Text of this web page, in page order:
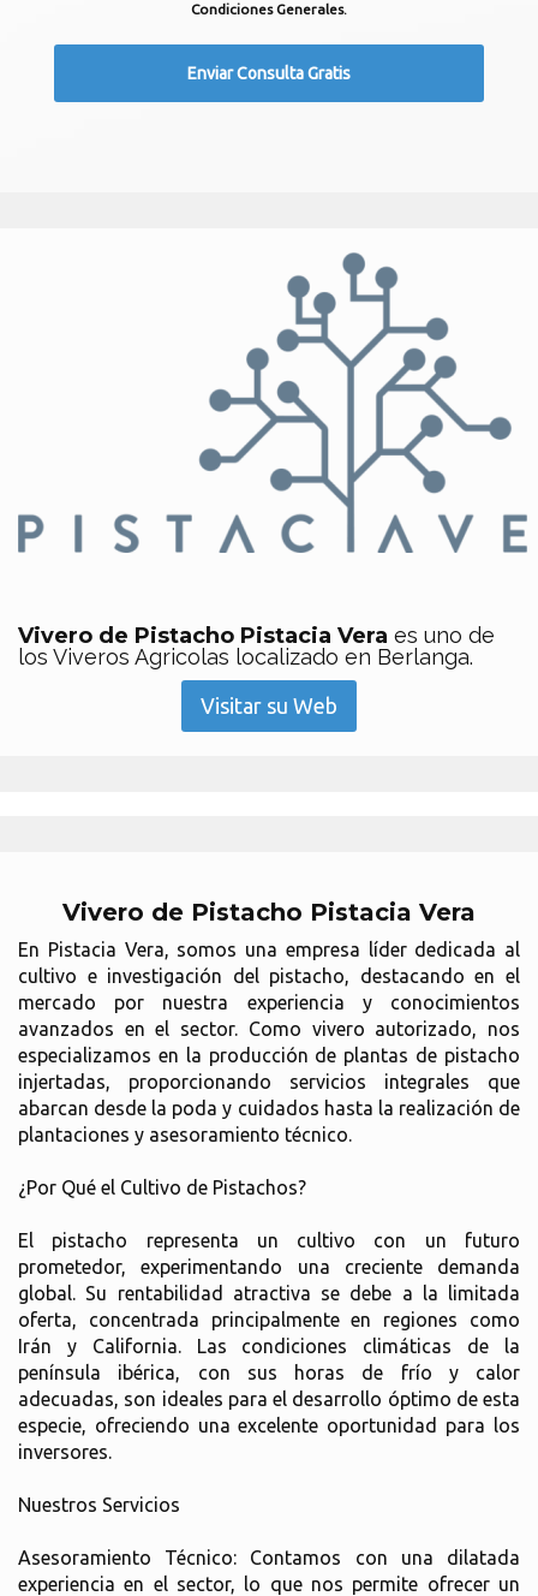
Condiciones Generales.
Vivero de Pistacho Pistacia Vera es uno de
los Viveros Agricolas localizado en Berlanga.
Visitar su Web
Vivero de Pistacho Pistacia Vera
En Pistacia Vera, somos una empresa líder dedicada al
cultivo e investigación del pistacho, destacando en el
mercado por nuestra experiencia y conocimientos
avanzados en el sector. Como vivero autorizado, nos
especializamos en la producción de plantas de pistacho
injertadas, proporcionando servicios integrales que
abarcan desde la poda y cuidados hasta la realización de
plantaciones y asesoramiento técnico.
¿Por Qué el Cultivo de Pistachos?
El pistacho representa un cultivo con un futuro
prometedor, experimentando una creciente demanda
global. Su rentabilidad atractiva se debe a la limitada
oferta, concentrada principalmente en regiones como
Irán y California. Las condiciones climáticas de la
península ibérica, con sus horas de frío y calor
adecuadas, son ideales para el desarrollo óptimo de esta
especie, ofreciendo una excelente oportunidad para los
inversores.
Nuestros Servicios
Asesoramiento Técnico: Contamos con una dilatada
experiencia en el sector, lo que nos permite ofrecer un